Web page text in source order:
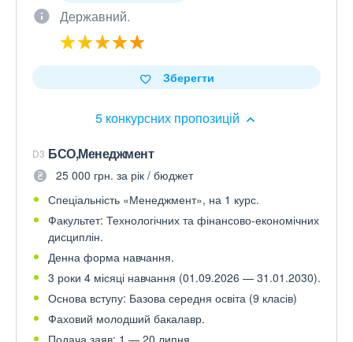
Державний.
5 конкурсних пропозицій
Зберегти
D3 БСО,Менеджмент
25 000 грн. за рік / бюджет
Спеціальність «Менеджмент», на 1 курс.
Факультет: Технологічних та фінансово-економічних
дисциплін.
Денна форма навчання.
3 роки 4 місяці навчання (01.09.2026 — 31.01.2030).
Основа вступу: Базова середня освіта (9 класів)
Фаховий молодший бакалавр.
Подача заяв: 1 — 20 липня.